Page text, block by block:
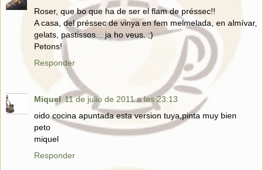
Roser, que bo que ha de ser el flam de préssec!!
A casa, del préssec de vinya en fem melmelada, en almívar,
gelats, pastissos... ja ho veus. ;)
Petons!
Responder
Miquel 11 de julio de 2011 a las 23:13
oido cocina apuntada esta version tuya,pinta muy bien
peto
miquel
Responder